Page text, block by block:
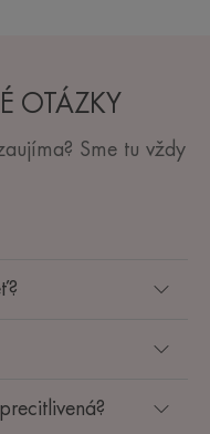
OTÁZKY
Sme tu vždy